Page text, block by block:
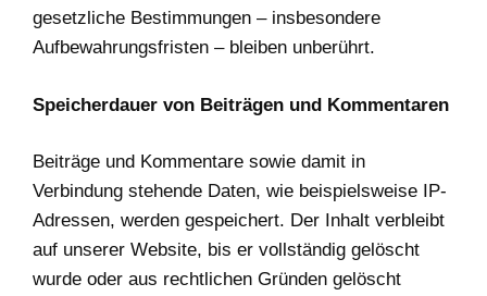
gesetzliche Bestimmungen – insbesondere
Aufbewahrungsfristen – bleiben unberührt.
Speicherdauer von Beiträgen und Kommentaren
Beiträge und Kommentare sowie damit in
Verbindung stehende Daten, wie beispielsweise IP-
Adressen, werden gespeichert. Der Inhalt verbleibt
auf unserer Website, bis er vollständig gelöscht
wurde oder aus rechtlichen Gründen gelöscht